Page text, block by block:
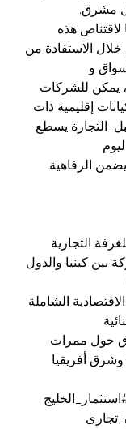
مشرق.
لاقتناص هذه
الاستفادة من
و
، يمكن للشركات
إقليمية ذات
يسطع
الرفاهية
التجارية
بين كينيا والدول
الشاملة
حول ممرات
وشرق أفريقيا